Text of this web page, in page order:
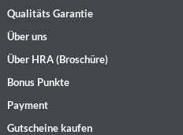
Qualitäts Garantie
Über uns
Über HRA (Broschüre)
Bonus Punkte
Payment
Gutscheine kaufen